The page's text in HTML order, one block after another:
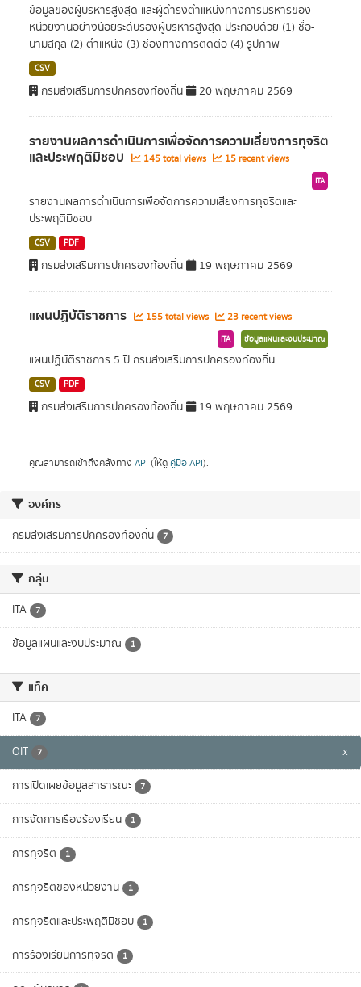
องค์กร
กรมส่งเสริมการปกครองท้องถิ่น 7
กลุ่ม
ITA 7
ข้อมูลแผนและงบประมาณ 1
แท็ค
ITA 7
OIT 7 x
การเปิดเผยข้อมูลสาธารณะ 7
การจัดการเรื่องร้องเรียน 1
การทุจริต 1
การทุจริตของหน่วยงาน 1
การทุจริตและประพฤติมิชอบ 1
การร้องเรียนการทุจริต 1
ข้อมูลของผู้บริหารสูงสุด และผู้ดำรงตำแหน่งทางการบริหารของ
หน่วยงานอย่างน้อยระดับรองผู้บริหารสูงสุด ประกอบด้วย (1) ชื่อ-
นามสกุล (2) ตำแหน่ง (3) ช่องทางการติดต่อ (4) รูปภาพ
CSV
กรมส่งเสริมการปกครองท้องถิ่น 20 พฤษภาคม 2569
รายงานผลการดำเนินการเพื่อจัดการความเสี่ยงการทุจริต
และประพฤติมิชอบ 145 total views 15 recent views
ITA
รายงานผลการดำเนินการเพื่อจัดการความเสี่ยงการทุจริตและ
ประพฤติมิชอบ
CSV PDF
กรมส่งเสริมการปกครองท้องถิ่น 19 พฤษภาคม 2569
แผนปฏิบัติราชการ 155 total views 23 recent views
ITA ข้อมูลแผนและงบประมาณ
แผนปฏิบัติราชการ 5 ปี กรมส่งเสริมการปกครองท้องถิ่น
CSV PDF
กรมส่งเสริมการปกครองท้องถิ่น 19 พฤษภาคม 2569
คุณสามารถเข้าถึงคลังทาง API (ให้ดู คู่มือ API).